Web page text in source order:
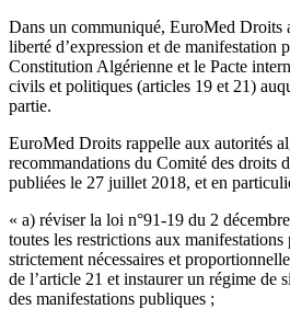
Dans un communiqué, EuroMed Droits
liberté d’expression et de manifestation
Constitution Algérienne et le Pacte
civils et politiques (articles 19 et 21)
partie.
EuroMed Droits rappelle aux autorités
recommandations du Comité des droits
publiées le 27 juillet 2018, et en
« a) réviser la loi n°91-19 du 2
toutes les restrictions aux
strictement nécessaires et
de l’article 21 et instaurer un régime de
des manifestations publiques ;